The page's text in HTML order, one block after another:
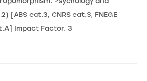
[ABS cat.3, CNRS cat.3, FNEGE
Impact Factor. 3